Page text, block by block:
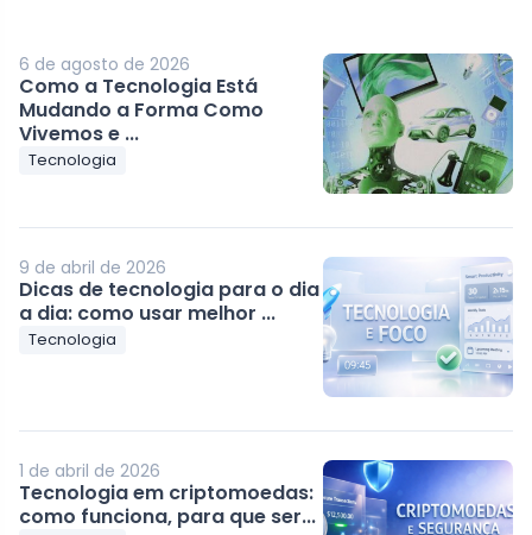
6 de agosto de 2026
Como a Tecnologia Está
Mudando a Forma Como
Vivemos e ...
Tecnologia
9 de abril de 2026
Dicas de tecnologia para o dia
a dia: como usar melhor ...
Tecnologia
1 de abril de 2026
Tecnologia em criptomoedas:
como funciona, para que ser...